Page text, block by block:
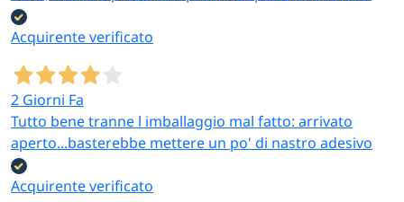
Acquirente verificato
2 Giorni Fa
Tutto bene tranne l imballaggio mal fatto: arrivato
aperto...basterebbe mettere un po' di nastro adesivo
Acquirente verificato